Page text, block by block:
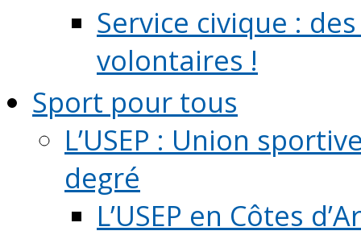
Service civique :
volontaires !
Sport pour tous
L’USEP : Union
degré
L’USEP en Côtes